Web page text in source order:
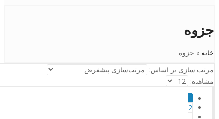
جزوه
خانه » جزوه
مرتب سازی بر اساس:
مشاهده:
2